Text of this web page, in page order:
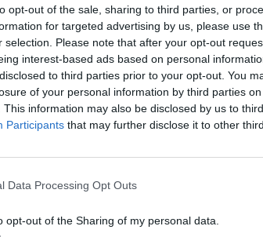
opt-out of the sale, sharing to third parties, or
for targeted advertising by us, please use
selection. Please note that after your opt-out
interest-based ads based on personal
to third parties prior to your opt-out. You
of your personal information by third parties on
This information may also be disclosed by us to
Participants that may further disclose it to other
Data Processing Opt Outs
opt-out of the Sharing of my personal data.
καιself test
να ανιχνευθούν και να
να επιβραδυνθεί η διασπορά.
self test και η συμπεριφορά μας
αρνητικοί να βγούμε θετικοί.